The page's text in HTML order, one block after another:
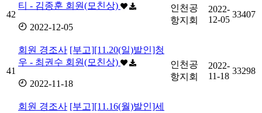
42
티 - 김종훈 회원(모친상)
2022-12-05
인천공
항지회
2022-
12-05
33407
41
회원 경조사 [부고][11.20(일)발인]청
우 - 최권수 회원(모친상)
2022-11-18
인천공
항지회
2022-
11-18
33298
회원 경조사 [부고][11.16(월)발인]세